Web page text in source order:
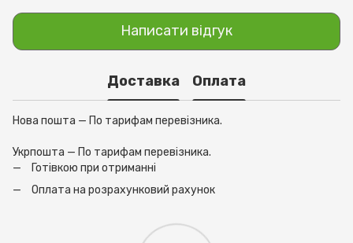
Написати відгук
Доставка Оплата
Нова пошта — По тарифам перевізника.
Укрпошта — По тарифам перевізника.
Готівкою при отриманні
Оплата на розрахунковий рахунок